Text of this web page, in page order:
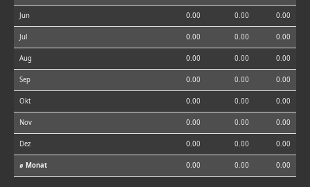
Jun 0.00 0.00 0.00
Jul 0.00 0.00 0.00
Aug 0.00 0.00 0.00
Sep 0.00 0.00 0.00
Okt 0.00 0.00 0.00
Nov 0.00 0.00 0.00
Dez 0.00 0.00 0.00
⌀ Monat 0.00 0.00 0.00